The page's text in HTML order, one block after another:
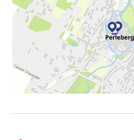
Ziegelsteine eingelassen sind,
des Besitzers, ebenso die 13
Wenden Sie sich um, Sie
Perleberg.